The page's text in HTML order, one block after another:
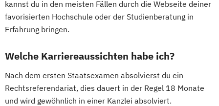
kannst du in den meisten Fällen durch die Webseite deiner
favorisierten Hochschule oder der Studienberatung in
Erfahrung bringen.
Welche Karriereaussichten habe ich?
Nach dem ersten Staatsexamen absolvierst du ein
Rechtsreferendariat, dies dauert in der Regel 18 Monate
und wird gewöhnlich in einer Kanzlei absolviert.